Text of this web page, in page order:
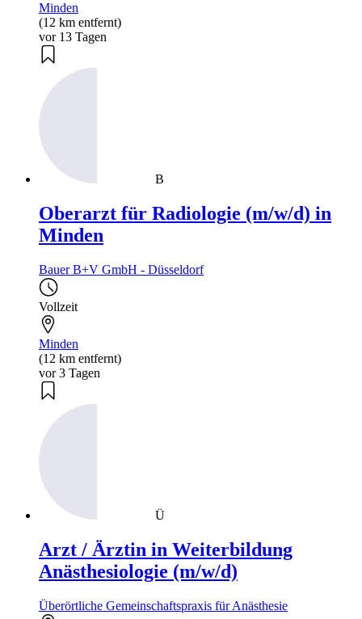
Minden
(12 km entfernt)
vor 13 Tagen
B
Oberarzt für Radiologie (m/w/d) in
Minden
Bauer B+V GmbH - Düsseldorf
Vollzeit
Minden
(12 km entfernt)
vor 3 Tagen
Ü
Arzt / Ärztin in Weiterbildung
Anästhesiologie (m/w/d)
Überörtliche Gemeinschaftspraxis für Anästhesie